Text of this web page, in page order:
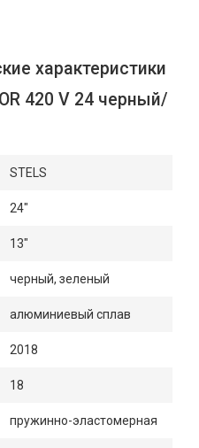
характеристики
420 V 24 черный/
STELS
24"
13"
черный, зеленый
алюминиевый сплав
2018
18
пружинно-эластомерная